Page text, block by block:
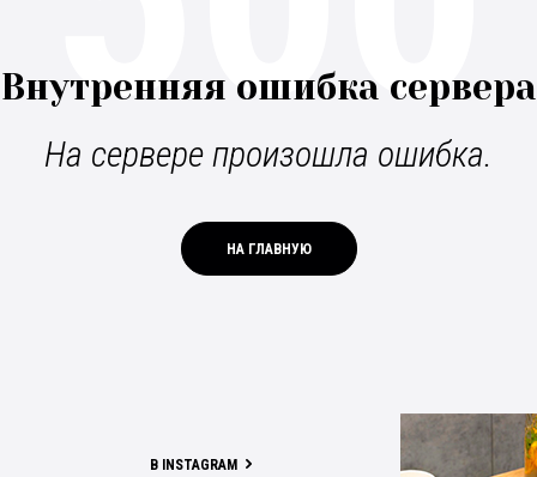
Внутренняя ошибка сервера
На сервере произошла ошибка.
НА ГЛАВНУЮ
В INSTAGRAM